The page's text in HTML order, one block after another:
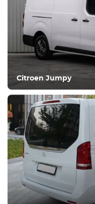
Citroen Jumpy